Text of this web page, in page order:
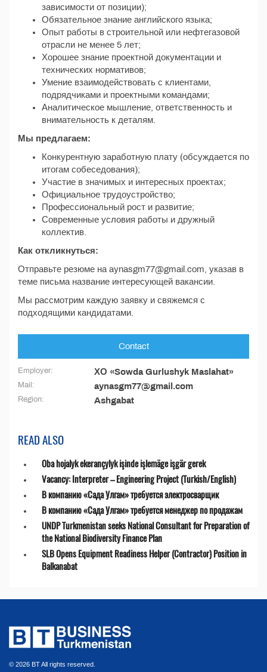
зависимости от позиции);
Обязательное знание английского языка;
Опыт работы в строительной или нефтегазовой
отрасли не менее 5 лет;
Хорошее знание проектной документации и
технических нормативов;
Умение взаимодействовать с клиентами,
подрядчиками и проектными командами;
Аналитическое мышление, ответственность и
внимательность к деталям.
Мы предлагаем:
Конкурентную заработную плату (обсуждается по
итогам собеседования);
Участие в значимых и интересных проектах;
Официальное трудоустройство;
Профессиональный рост и развитие;
Современные условия работы и дружный
коллектив.
Как откликнуться:
Отправьте резюме на aynasgm77@gmail.com, указав в
теме письма название интересующей вакансии.
Мы рассмотрим каждую заявку и свяжемся с
подходящими кандидатами.
Contact
Employer: ХО «Sowda Gurlushyk Maslahat»
Mail: aynasgm77@gmail.com
Region: Ashgabat
READ ALSO
Oba hojalyk ekerançylyk işinde işlemäge işgär gerek
Vacancy: Interpreter – Engineering Project (Turkish/English)
В компанию «Сада Улгам» требуется электросварщик
В компанию «Сада Улгам» требуется менеджер по продажам
UNDP Turkmenistan seeks National Consultant for Preparation of
the National Biodiversity Finance Plan
SLB Opens Equipment Readiness Helper (Contractor) Position in
Balkanabat
© 2026 BT All rights reserved.